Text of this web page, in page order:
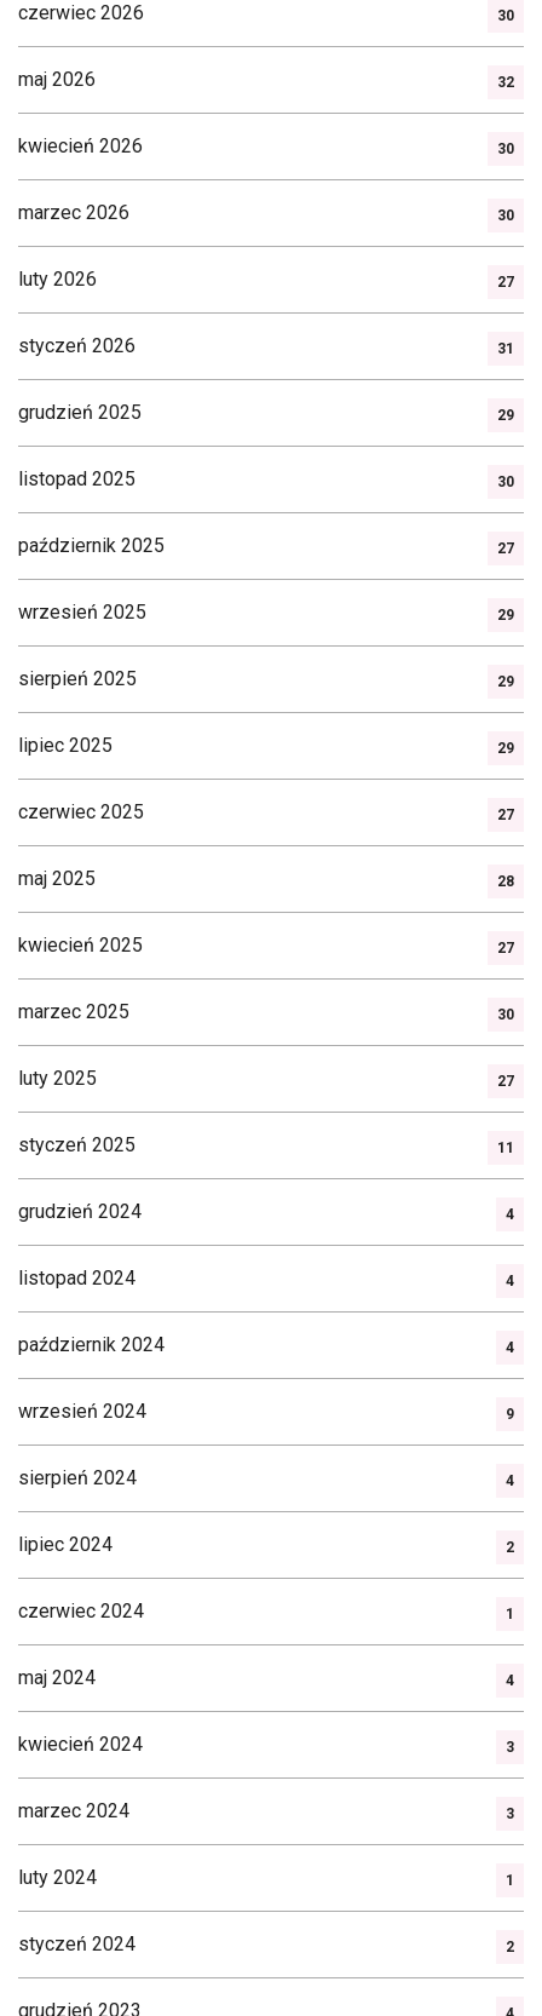
czerwiec 2026 30
maj 2026 32
kwiecień 2026 30
marzec 2026 30
luty 2026 27
styczeń 2026 31
grudzień 2025 29
listopad 2025 30
październik 2025 27
wrzesień 2025 29
sierpień 2025 29
lipiec 2025 29
czerwiec 2025 27
maj 2025 28
kwiecień 2025 27
marzec 2025 30
luty 2025 27
styczeń 2025 11
grudzień 2024 4
listopad 2024 4
październik 2024 4
wrzesień 2024 9
sierpień 2024 4
lipiec 2024 2
czerwiec 2024 1
maj 2024 4
kwiecień 2024 3
marzec 2024 3
luty 2024 1
styczeń 2024 2
grudzień 2023